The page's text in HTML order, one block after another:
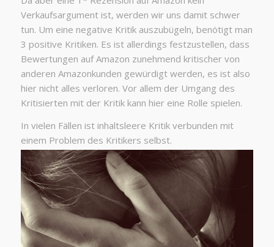
Verkaufsargument ist, werden wir uns damit schwer
tun. Um eine negative Kritik auszubügeln, benötigt man
3 positive Kritiken. Es ist allerdings festzustellen, dass
Bewertungen auf Amazon zunehmend kritischer von
anderen Amazonkunden gewürdigt werden, es ist also
hier nicht alles verloren. Vor allem der Umgang des
Kritisierten mit der Kritik kann hier eine Rolle spielen.
In vielen Fällen ist inhaltsleere Kritik verbunden mit
einem Problem des Kritikers selbst.